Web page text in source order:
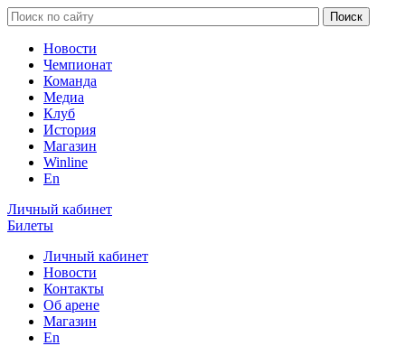
Новости
Чемпионат
Команда
Медиа
Клуб
История
Магазин
Winline
En
Личный кабинет
Билеты
Личный кабинет
Новости
Контакты
Об арене
Магазин
En